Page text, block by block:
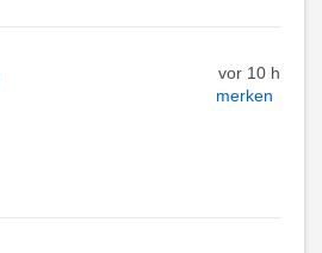
vor 10 h
merken